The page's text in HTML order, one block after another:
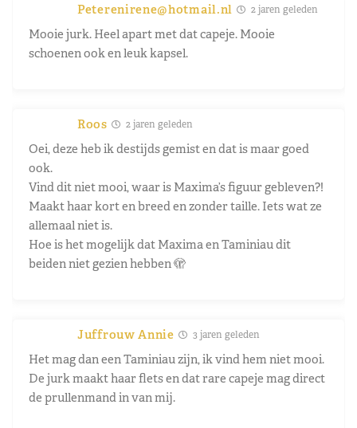
Peterenirene@hotmail.nl 2 jaren geleden
Mooie jurk. Heel apart met dat capeje. Mooie
schoenen ook en leuk kapsel.
Roos 2 jaren geleden
Oei, deze heb ik destijds gemist en dat is maar goed
ook.
Vind dit niet mooi, waar is Maxima’s figuur gebleven?!
Maakt haar kort en breed en zonder taille. Iets wat ze
allemaal niet is.
Hoe is het mogelijk dat Maxima en Taminiau dit
beiden niet gezien hebben 🫣
Juffrouw Annie 3 jaren geleden
Het mag dan een Taminiau zijn, ik vind hem niet mooi.
De jurk maakt haar flets en dat rare capeje mag direct
de prullenmand in van mij.